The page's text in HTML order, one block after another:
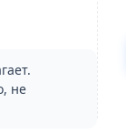
не